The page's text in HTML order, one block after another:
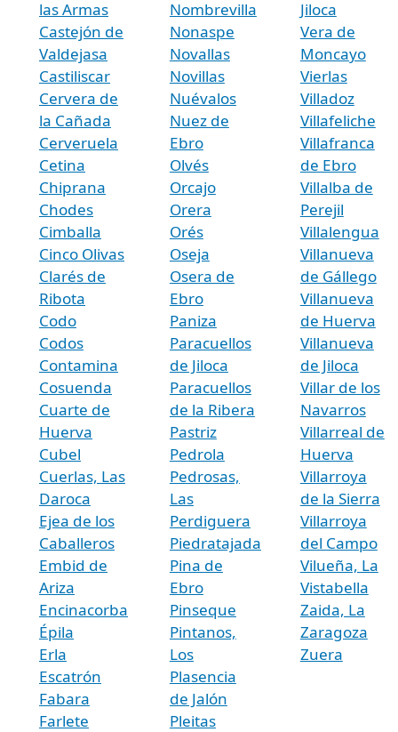
las Armas
Castejón de
Valdejasa
Castiliscar
Cervera de
la Cañada
Cerveruela
Cetina
Chiprana
Chodes
Cimballa
Cinco Olivas
Clarés de
Ribota
Codo
Codos
Contamina
Cosuenda
Cuarte de
Huerva
Cubel
Cuerlas, Las
Daroca
Ejea de los
Caballeros
Embid de
Ariza
Encinacorba
Épila
Erla
Escatrón
Fabara
Farlete
Nombrevilla
Nonaspe
Novallas
Novillas
Nuévalos
Nuez de
Ebro
Olvés
Orcajo
Orera
Orés
Oseja
Osera de
Ebro
Paniza
Paracuellos
de Jiloca
Paracuellos
de la Ribera
Pastriz
Pedrola
Pedrosas,
Las
Perdiguera
Piedratajada
Pina de
Ebro
Pinseque
Pintanos,
Los
Plasencia
de Jalón
Pleitas
Jiloca
Vera de
Moncayo
Vierlas
Villadoz
Villafeliche
Villafranca
de Ebro
Villalba de
Perejil
Villalengua
Villanueva
de Gállego
Villanueva
de Huerva
Villanueva
de Jiloca
Villar de los
Navarros
Villarreal de
Huerva
Villarroya
de la Sierra
Villarroya
del Campo
Vilueña, La
Vistabella
Zaida, La
Zaragoza
Zuera